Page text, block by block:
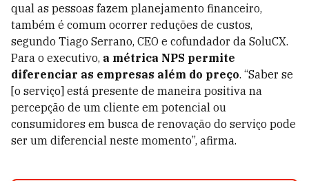
qual as pessoas fazem planejamento financeiro,
também é comum ocorrer reduções de custos,
segundo Tiago Serrano, CEO e cofundador da SoluCX.
Para o executivo, a métrica NPS permite
diferenciar as empresas além do preço. “Saber se
[o serviço] está presente de maneira positiva na
percepção de um cliente em potencial ou
consumidores em busca de renovação do serviço pode
ser um diferencial neste momento”, afirma.